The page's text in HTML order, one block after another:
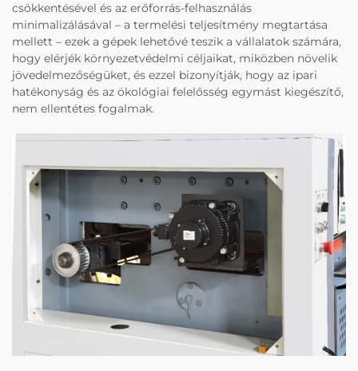
csökkentésével és az erőforrás-felhasználás
minimalizálásával – a termelési teljesítmény megtartása
mellett – ezek a gépek lehetővé teszik a vállalatok számára,
hogy elérjék környezetvédelmi céljaikat, miközben növelik
jövedelmezőségüket, és ezzel bizonyítják, hogy az ipari
hatékonyság és az ökológiai felelősség egymást kiegészítő,
nem ellentétes fogalmak.